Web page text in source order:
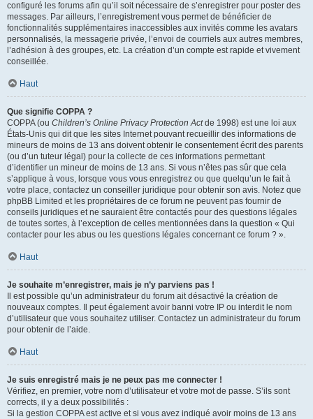
configuré les forums afin qu’il soit nécessaire de s’enregistrer pour poster des
messages. Par ailleurs, l’enregistrement vous permet de bénéficier de
fonctionnalités supplémentaires inaccessibles aux invités comme les avatars
personnalisés, la messagerie privée, l’envoi de courriels aux autres membres,
l’adhésion à des groupes, etc. La création d’un compte est rapide et vivement
conseillée.
Haut
Que signifie COPPA ?
COPPA (ou Children’s Online Privacy Protection Actde 1998) est une loi aux
États-Unis qui dit que les sites Internet pouvant recueillir des informations de
mineurs de moins de 13 ans doivent obtenir le consentement écrit des parents
(ou d’un tuteur légal) pour la collecte de ces informations permettant
d’identifier un mineur de moins de 13 ans. Si vous n’êtes pas sûr que cela
s’applique à vous, lorsque vous vous enregistrez ou que quelqu’un le fait à
votre place, contactez un conseiller juridique pour obtenir son avis. Notez que
phpBB Limited et les propriétaires de ce forum ne peuvent pas fournir de
conseils juridiques et ne sauraient être contactés pour des questions légales
de toutes sortes, à l’exception de celles mentionnées dans la question « Qui
contacter pour les abus ou les questions légales concernant ce forum ? ».
Haut
Je souhaite m’enregistrer, mais je n’y parviens pas !
Il est possible qu’un administrateur du forum ait désactivé la création de
nouveaux comptes. Il peut également avoir banni votre IP ou interdit le nom
d’utilisateur que vous souhaitez utiliser. Contactez un administrateur du forum
pour obtenir de l’aide.
Haut
Je suis enregistré mais je ne peux pas me connecter !
Vérifiez, en premier, votre nom d’utilisateur et votre mot de passe. S’ils sont
corrects, il y a deux possibilités :
Si la gestion COPPA est active et si vous avez indiqué avoir moins de 13 ans